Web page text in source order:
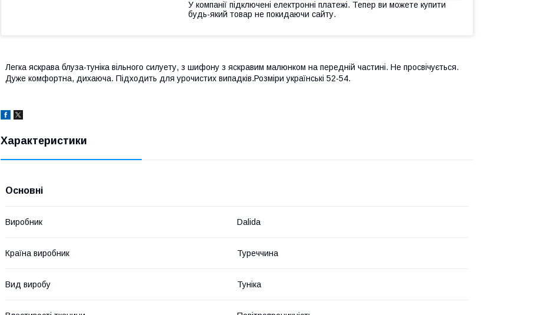
У компанії підключені електронні платежі. Тепер ви можете купити
будь-який товар не покидаючи сайту.
Легка яскрава блуза-туніка вільного силуету, з шифону з яскравим малюнком на передній частині. Не просвічується.
Дуже комфортна, дихаюча. Підходить для урочистих випадків.Розміри українські 52-54.
Характеристики
Основні
Виробник Dalida
Країна виробник Туреччина
Вид виробу Туніка